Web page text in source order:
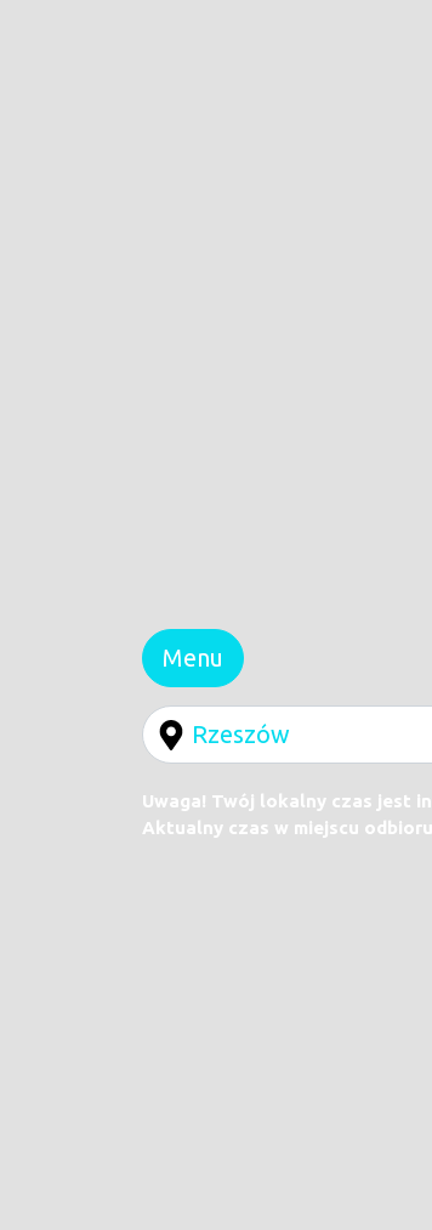
Menu
Uwaga! Twój lokalny czas jest
Aktualny czas w miejscu